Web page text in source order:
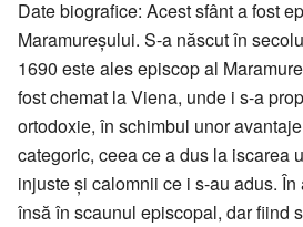
Date biografice: Acest sfânt a fost
Maramureșului. S-a născut în
1690 este ales episcop al
fost chemat la Viena, unde i s-a
ortodoxie, în schimbul unor
categoric, ceea ce a dus la iscarea
injuste și calomnii ce i s-au adus.
însă în scaunul episcopal, dar fiind